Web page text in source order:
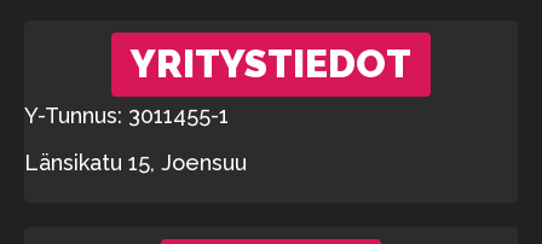
YRITYSTIEDOT
Y-Tunnus: 3011455-1
Länsikatu 15, Joensuu